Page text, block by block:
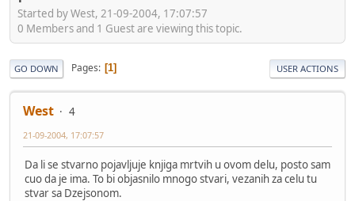
Started by West, 21-09-2004, 17:07:57
0 Members and 1 Guest are viewing this topic.
GO DOWN Pages 1 USER ACTIONS
West 4
21-09-2004, 17:07:57
Da li se stvarno pojavljuje knjiga mrtvih u ovom delu, posto sam
cuo da je ima. To bi objasnilo mnogo stvari, vezanih za celu tu
stvar sa Dzejsonom.